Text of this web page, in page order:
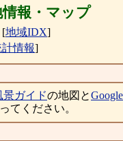
報・マップ
[地域IDX]
情報]
景ガイドの地図と
てください。